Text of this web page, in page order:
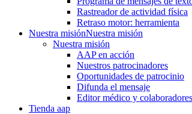
Rastre​​ador de activida​d física
Retraso motor: herramienta
Nuestra misiónNuestra misión
Nuestra misión
AAP en acción
Nuestros patrocinadores
Oportunidades de patrocinio
Difunda el mensaje
Editor médico y colaboradores
Tienda aap